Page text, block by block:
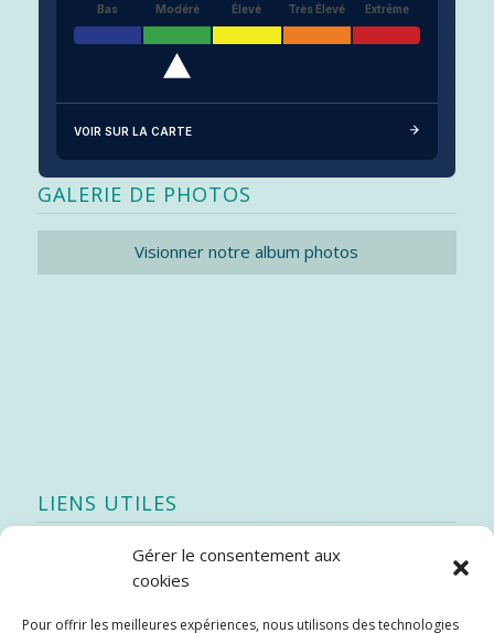
Gérer le consentement aux
cookies
Pour offrir les meilleures expériences, nous utilisons des technologies
Bas Modéré Élevé Très Élevé Extrême
VOIR SUR LA CARTE
GALERIE DE PHOTOS
Visionner notre album photos
LIENS UTILES
Quoi de neuf
Stratégie québécoise d’économie d’eau potable